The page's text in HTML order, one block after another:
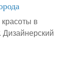
в
Дизайнерский